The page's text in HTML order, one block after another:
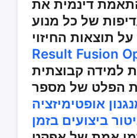
דינמית את
של כל מנוע
Result Fusion
למידה קבוצתית
הפלט של מספר
אופטימיזציה
ביצועים בזמן